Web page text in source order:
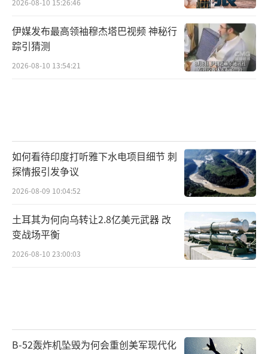
2026-08-10 15:26:46
伊媒发布最高领袖穆杰塔巴视频 神秘行
踪引猜测
2026-08-10 13:54:21
如何看待印度打听雅下水电项目细节 刺
探情报引发争议
2026-08-09 10:04:52
土耳其为何向乌转让2.8亿美元武器 改
变战场平衡
2026-08-10 23:00:03
B-52轰炸机坠毁为何会重创美军现代化